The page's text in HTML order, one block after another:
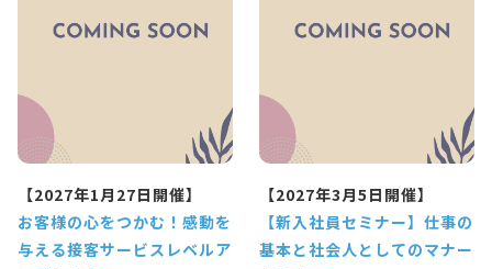
【2027年1月27日開催】
お客様の心をつかむ！感動を
与える接客サービスレベルア
【2027年3月5日開催】
【新入社員セミナー】仕事の
基本と社会人としてのマナー